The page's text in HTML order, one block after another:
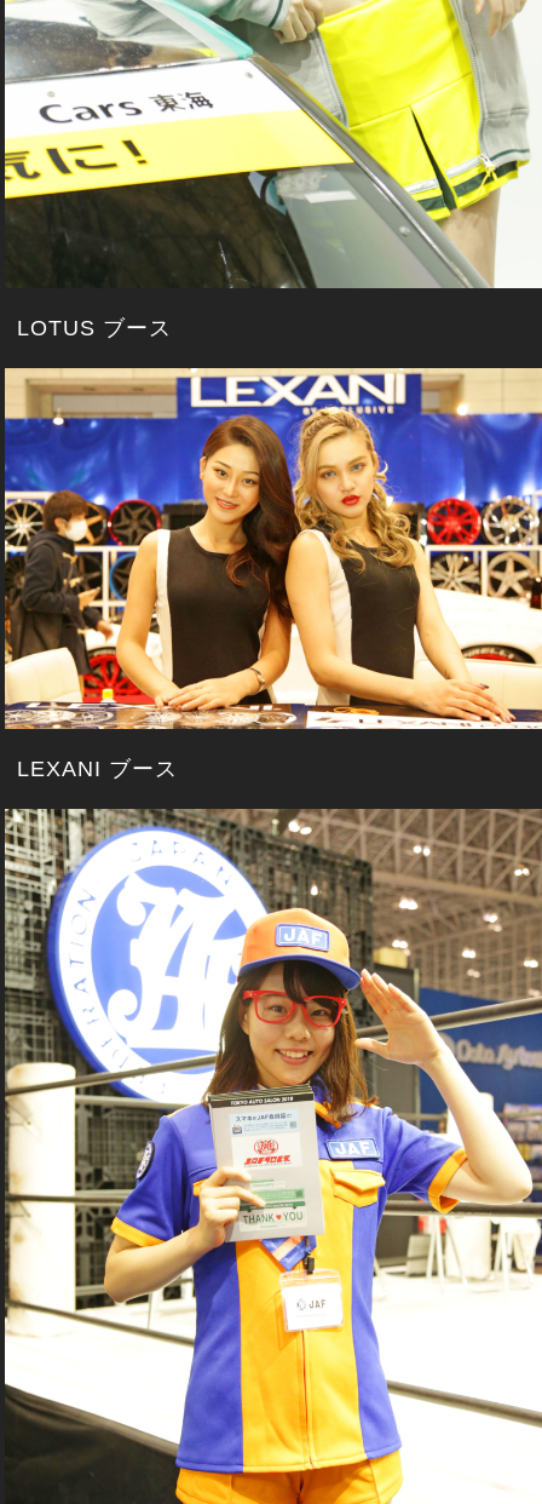
LOTUS ブース
LEXANI ブース